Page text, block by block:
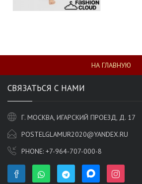
НА ГЛАВНУЮ
СВЯЗАТЬСЯ С НАМИ
Г. МОСКВА, ИГАРСКИЙ ПРОЕЗД, Д. 17
POSTELGLAMUR2020@YANDEX.RU
PHONE: +7-964-707-000-8